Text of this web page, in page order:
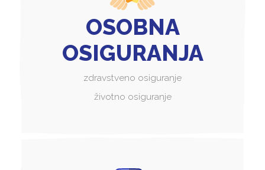
OSOBNA
OSIGURANJA
zdravstveno osiguranje
životno osiguranje